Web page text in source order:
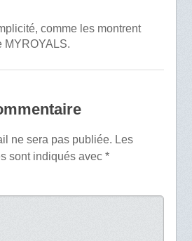
comme les montrent
MYROYALS.
ne sera pas publiée. Les
sont indiqués avec *